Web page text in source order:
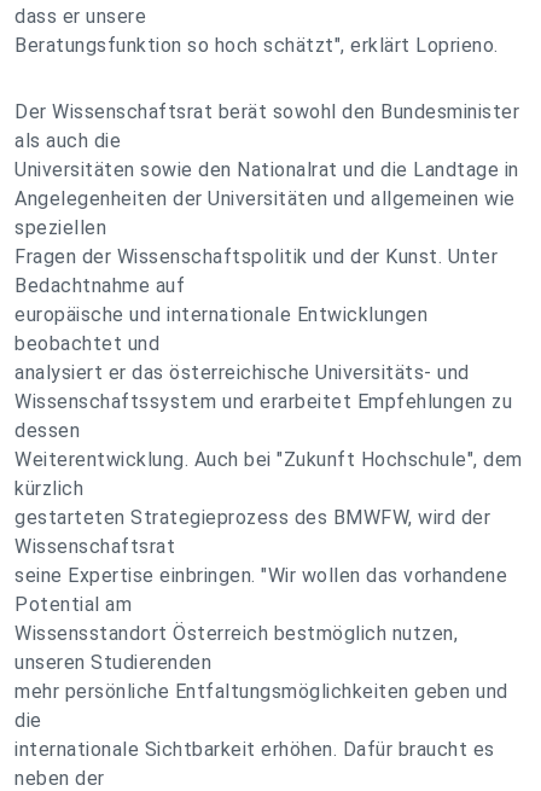
dass er unsere
Beratungsfunktion so hoch schätzt", erklärt Loprieno.
Der Wissenschaftsrat berät sowohl den Bundesminister
als auch die
Universitäten sowie den Nationalrat und die Landtage in
Angelegenheiten der Universitäten und allgemeinen wie
speziellen
Fragen der Wissenschaftspolitik und der Kunst. Unter
Bedachtnahme auf
europäische und internationale Entwicklungen
beobachtet und
analysiert er das österreichische Universitäts- und
Wissenschaftssystem und erarbeitet Empfehlungen zu
dessen
Weiterentwicklung. Auch bei "Zukunft Hochschule", dem
kürzlich
gestarteten Strategieprozess des BMWFW, wird der
Wissenschaftsrat
seine Expertise einbringen. "Wir wollen das vorhandene
Potential am
Wissensstandort Österreich bestmöglich nutzen,
unseren Studierenden
mehr persönliche Entfaltungsmöglichkeiten geben und
die
internationale Sichtbarkeit erhöhen. Dafür braucht es
neben der